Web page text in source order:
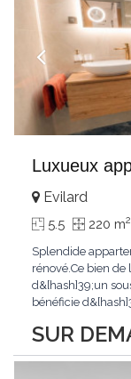
Luxueux
SUR
Evilard
5.5 220 m2
Splendide
rénové.Ce bien
d&[hash]39;un
bénéficie
luminosité hors
forts:4 grandes